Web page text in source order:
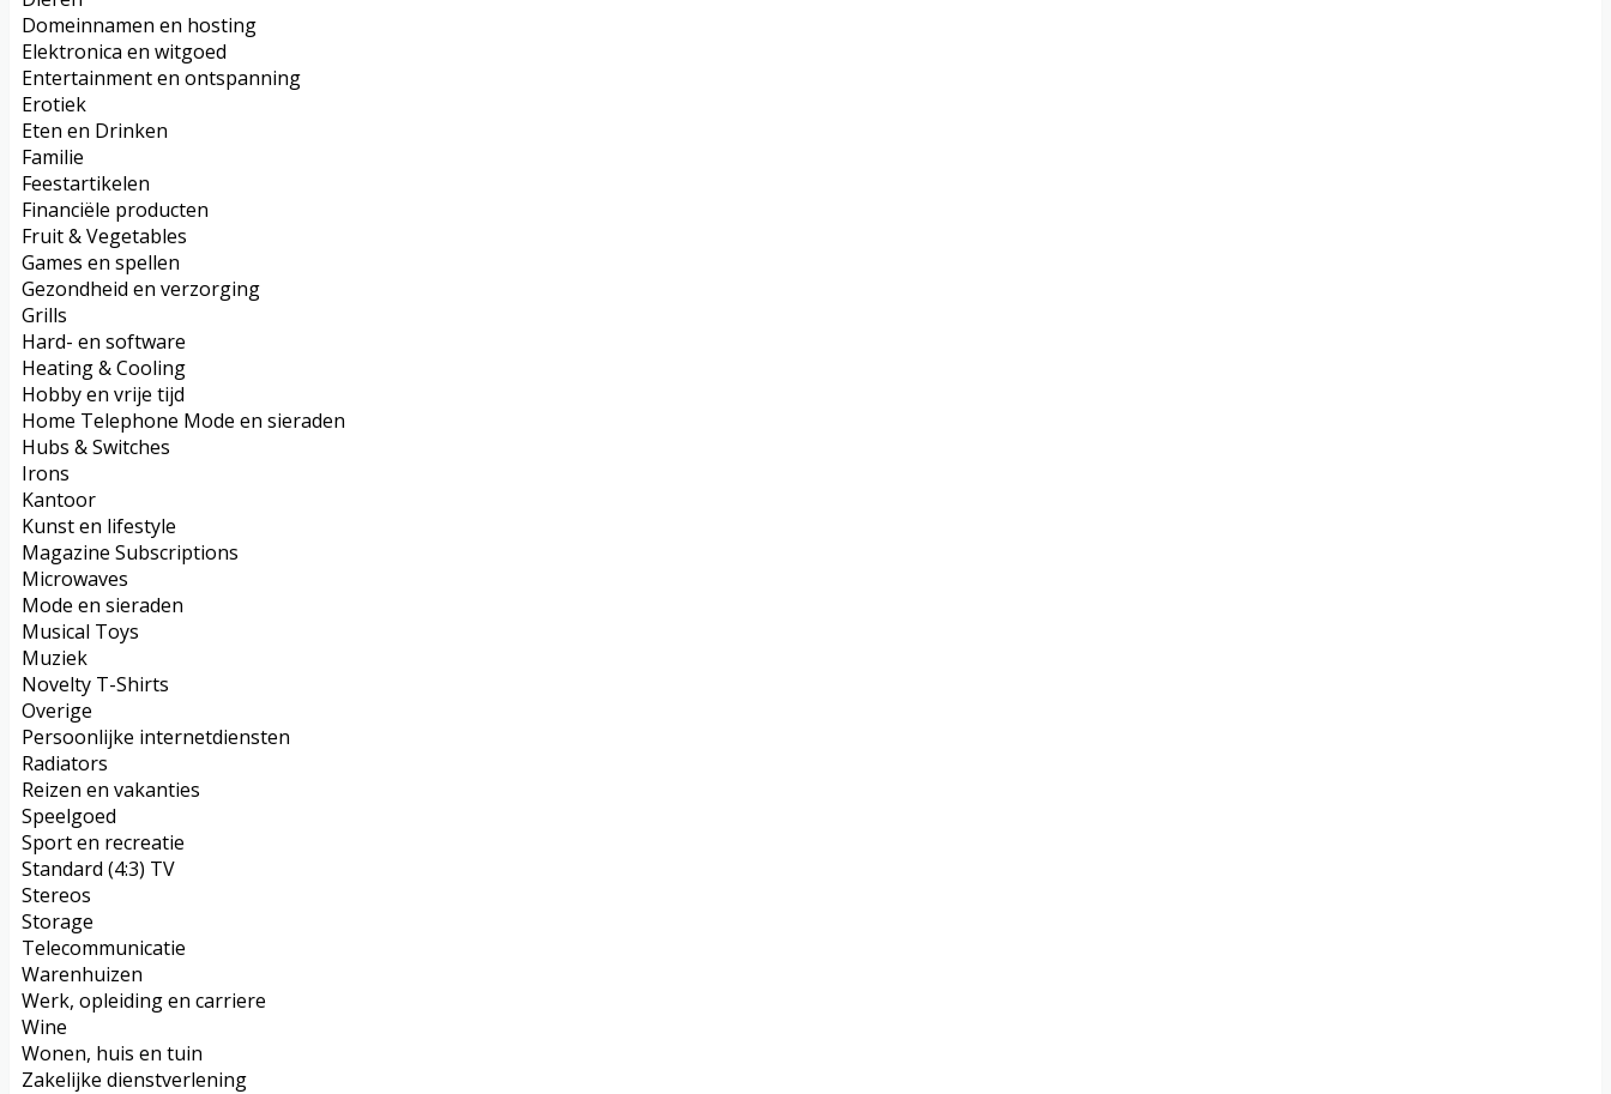
Domeinnamen en hosting
Elektronica en witgoed
Entertainment en ontspanning
Erotiek
Eten en Drinken
Familie
Feestartikelen
Financiële producten
Fruit & Vegetables
Games en spellen
Gezondheid en verzorging
Grills
Hard- en software
Heating & Cooling
Hobby en vrije tijd
Home Telephone Mode en sieraden
Hubs & Switches
Irons
Kantoor
Kunst en lifestyle
Magazine Subscriptions
Microwaves
Mode en sieraden
Musical Toys
Muziek
Novelty T-Shirts
Overige
Persoonlijke internetdiensten
Radiators
Reizen en vakanties
Speelgoed
Sport en recreatie
Standard (4:3) TV
Stereos
Storage
Telecommunicatie
Warenhuizen
Werk, opleiding en carriere
Wine
Wonen, huis en tuin
Zakelijke dienstverlening